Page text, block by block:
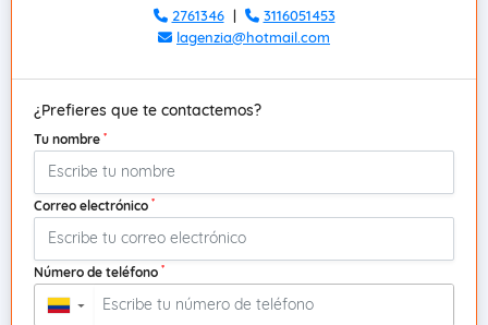
2761346|
3116051453
lagenzia@hotmail.com
¿Prefieres que te contactemos?
Tu nombre *
Correo electrónico *
Número de teléfono *
▼